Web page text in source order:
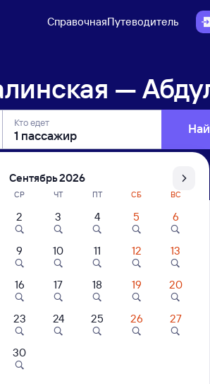
СправочнаяПутеводитель
—
Кто едет
Сентябрь 2026
СР ЧТ ПТ СБ ВС
2 3 4 5 6
9 10 11 12 13
16 17 18 19 20
23 24 25 26 27
30